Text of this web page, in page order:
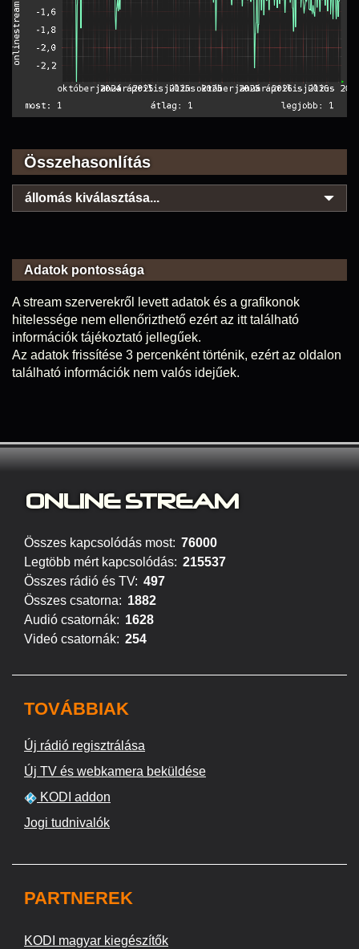
Összehasonlítás
állomás kiválasztása...
Adatok pontossága
A stream szerverekről levett adatok és a grafikonok
hitelessége nem ellenőrizthető ezért az itt található
információk tájékoztató jellegűek.
Az adatok frissítése 3 percenként történik, ezért az oldalon
található információk nem valós idejűek.
ONLINE STREAM
Összes kapcsolódás most: 76000
Legtöbb mért kapcsolódás: 215537
Összes rádió és TV: 497
Összes csatorna: 1882
Audió csatornák: 1628
Videó csatornák: 254
TOVÁBBIAK
Új rádió regisztrálása
Új TV és webkamera beküldése
KODI addon
Jogi tudnivalók
PARTNEREK
KODI magyar kiegészítők